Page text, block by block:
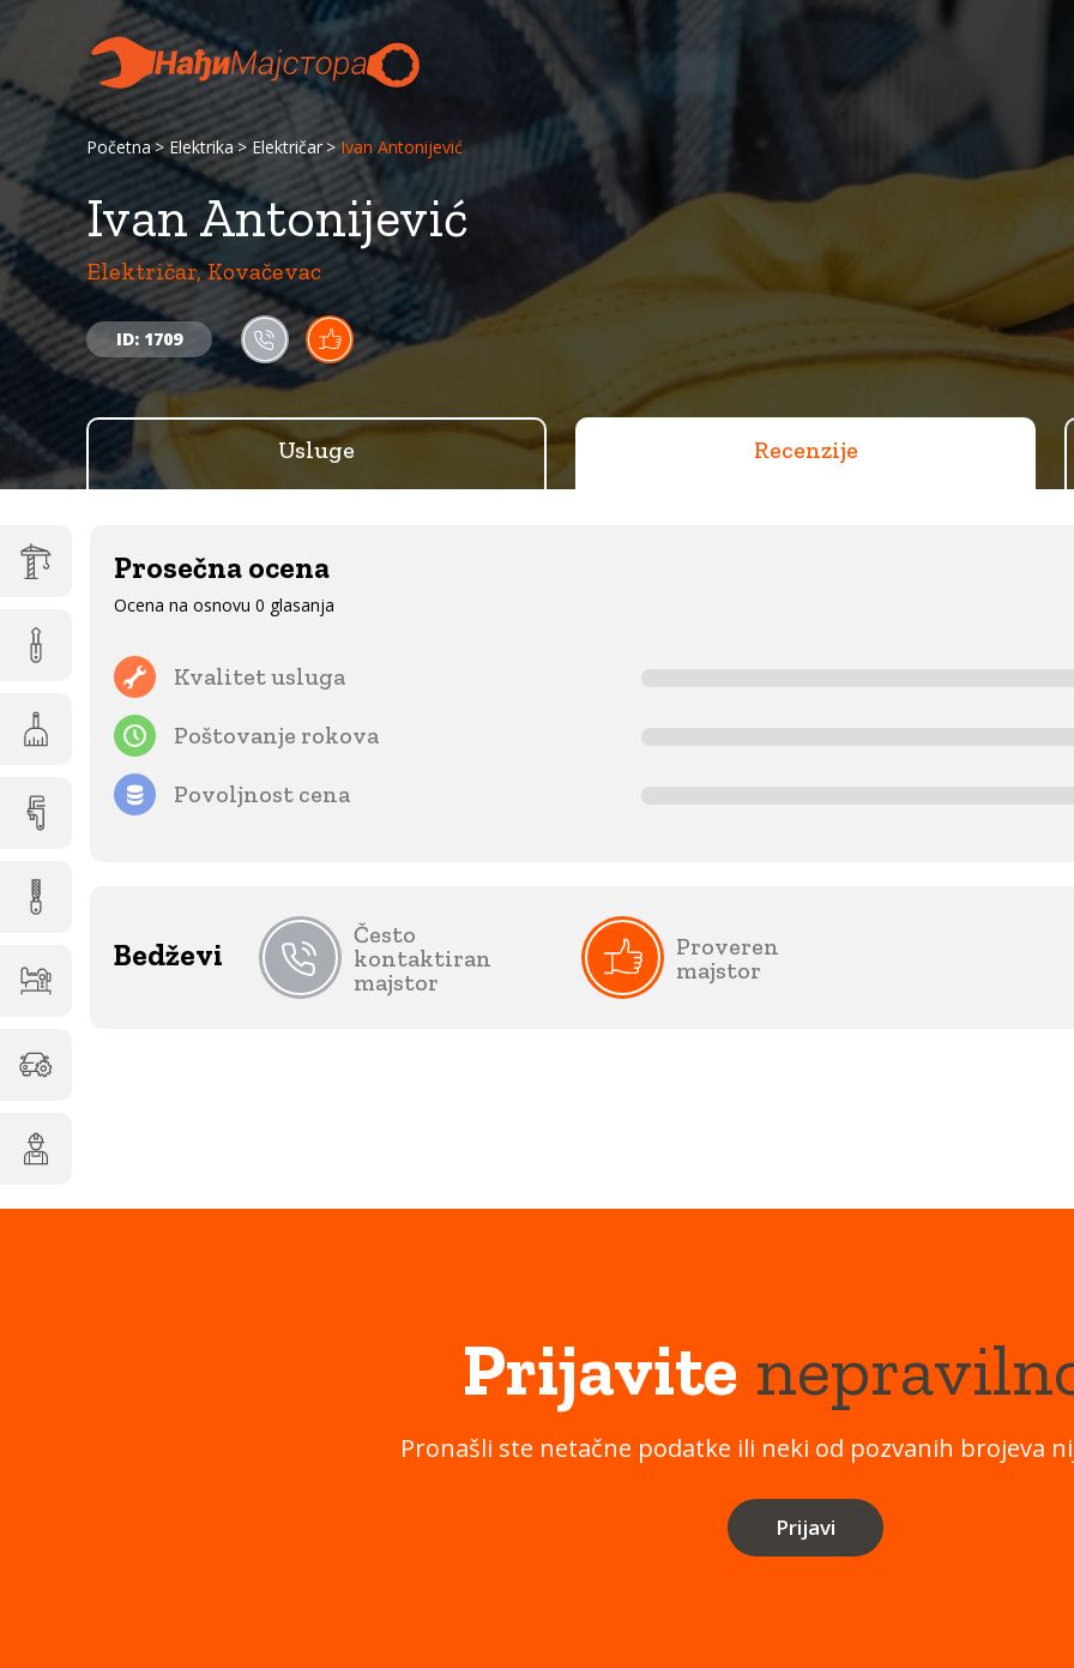
Početna Elektrika Električar Ivan Antonijević
Ivan Antonijević
Električar, Kovačevac
ID: 1709
Usluge Recenzije
Prosečna ocena
Ocena na osnovu 0 glasanja
Kvalitet usluga
Poštovanje rokova
Povoljnost cena
Bedževi
Često
kontaktiran
majstor
Proveren
majstor
Prijavite
Pronašli ste netačne podatke ili neki od pozvanih brojeva
Prijavi